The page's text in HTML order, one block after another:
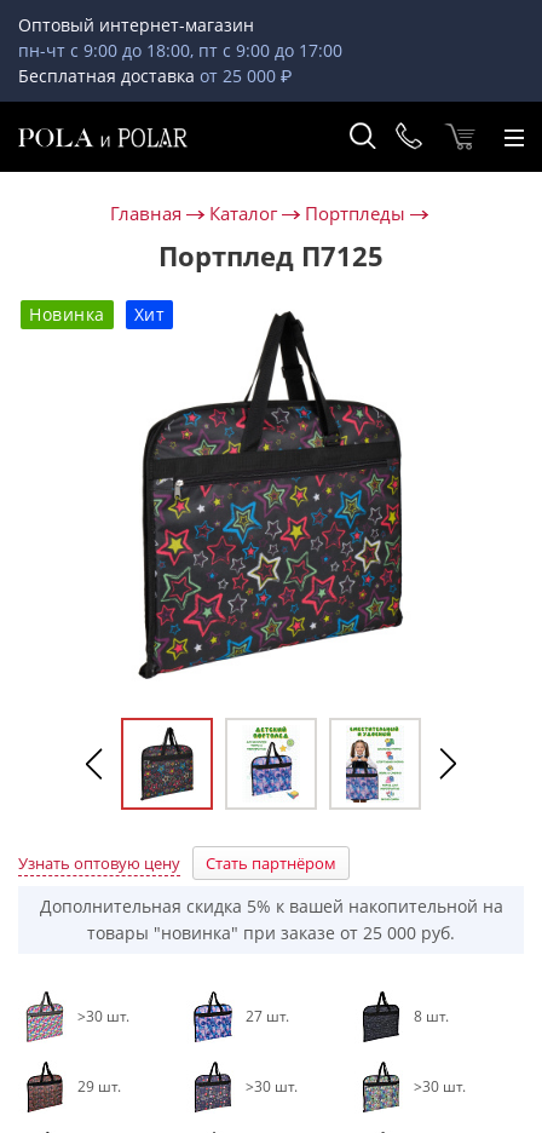
Оптовый интернет-магазин
пн-чт с 9:00 до 18:00, пт с 9:00 до 17:00
Бесплатная доставка от 25 000 ₽
Главная Каталог Портпледы
Портплед П7125
Новинка Хит
Узнать оптовую цену Стать партнёром
Дополнительная скидка 5% к вашей накопительной на
товары "новинка" при заказе от 25 000 руб.
>30 шт. 27 шт. 8 шт.
29 шт. >30 шт. >30 шт.